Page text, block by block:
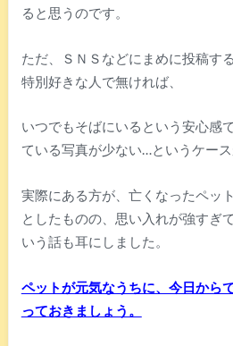
ると思うのです。
ただ、ＳＮＳなどにまめに投稿す
特別好きな人で無ければ、
いつでもそばにいるという安心感
ている写真が少ない…というケース
実際にある方が、亡くなったペッ
としたものの、思い入れが強すぎ
いう話も耳にしました。
ペットが元気なうちに、今日から
っておきましょう。